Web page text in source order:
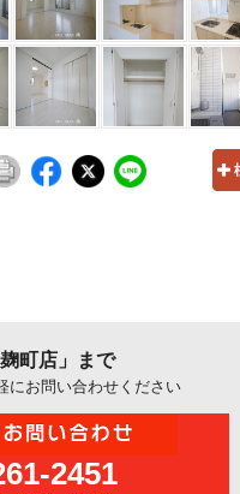
町店」まで
にお問い合わせください
2451